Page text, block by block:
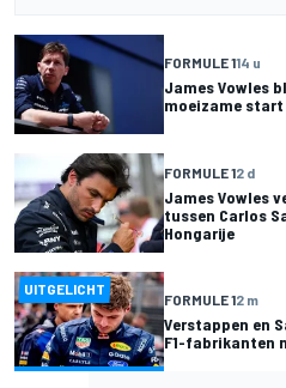
FORMULE 114 u
James Vowles
moeizame
FORMULE 12 d
James Vowles
tussen Carlos
Hongarije
UITGELICHT
FORMULE 12 m
Verstappen en
F1-fabrikanten